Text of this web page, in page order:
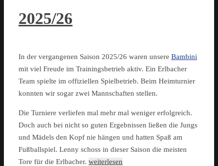
2025/26
In der vergangenen Saison 2025/26 waren unsere Bambini
mit viel Freude im Trainingsbetrieb aktiv. Ein Erlbacher
Team spielte im offiziellen Spielbetrieb. Beim Heimturnier
konnten wir sogar zwei Mannschaften stellen.
Die Turniere verliefen mal mehr mal weniger erfolgreich.
Doch auch bei nicht so guten Ergebnissen ließen die Jungs
und Mädels den Kopf nie hängen und hatten Spaß am
Fußballspiel. Lenny schoss in dieser Saison die meisten
Tore für die Erlbacher. weiterlesen